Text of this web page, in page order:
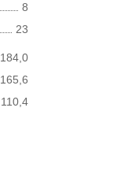
8
23
184,0
165,6
110,4